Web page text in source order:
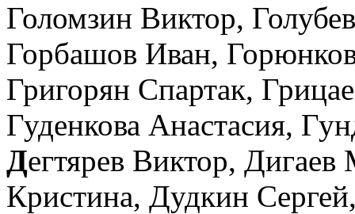
Голомзин Виктор,
Горбашов Иван,
Григорян Спартак,
Гуденкова Анастасия,
Дегтярев Виктор, Дигаев
Кристина, Дудкин